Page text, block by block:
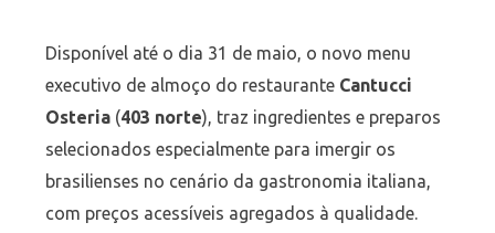
Disponível até o dia 31 de maio, o novo menu
executivo de almoço do restaurante Cantucci
Osteria (403 norte), traz ingredientes e preparos
selecionados especialmente para imergir os
brasilienses no cenário da gastronomia italiana,
com preços acessíveis agregados à qualidade​.